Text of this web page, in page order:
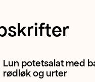
Potet Spinat
Lun potetsalat med
rødløk og urter